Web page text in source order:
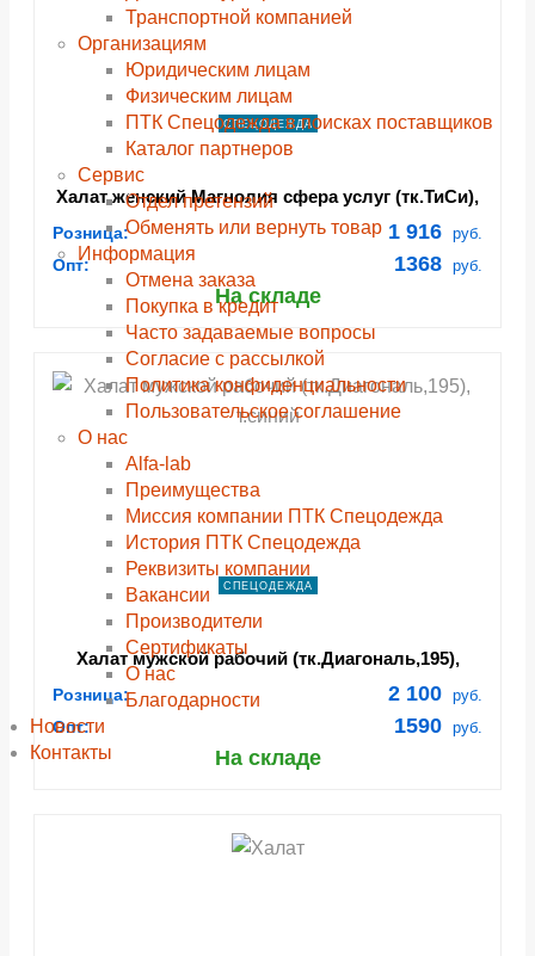
Транспортной компанией
Организациям
Юридическим лицам
Физическим лицам
ПТК Спецодежда в поисках поставщиков
Каталог партнеров
Сервис
Отдел претензий
Обменять или вернуть товар
Информация
Отмена заказа
Покупка в кредит
Часто задаваемые вопросы
Согласие с рассылкой
Политика конфиденциальности
Пользовательское соглашение
О нас
Alfa-lab
Преимущества
Миссия компании ПТК Спецодежда
История ПТК Спецодежда
Реквизиты компании
Вакансии
Производители
Сертификаты
О нас
Благодарности
Новости
Контакты
СПЕЦОДЕЖДА
Халат женский Магнолия сфера услуг (тк.ТиСи),
морская волна
Розница: 1 916 руб.
Опт: 1368 руб.
На складе
СПЕЦОДЕЖДА
Халат мужской рабочий (тк.Диагональ,195),
Розница: 2 100 руб.
Опт: 1590 руб.
На складе